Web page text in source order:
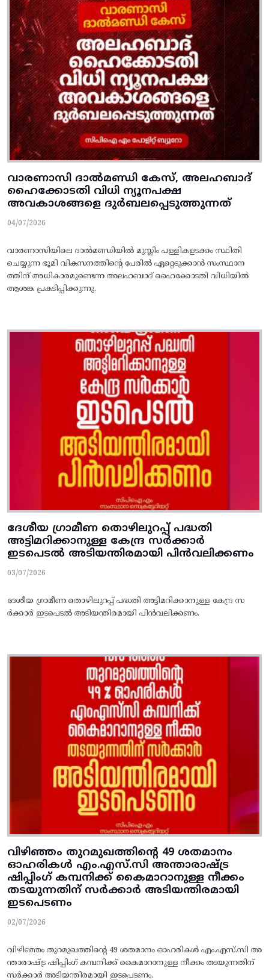
വാരണാസി ദാൽമണ്ഡി കേസ്, അലഹബാദ്
ഹൈക്കോടതി വിധി ന്യൂനപക്ഷ
അവകാശങ്ങളെ ദുർബലപ്പെടുത്തുന്നത്
04/07/2026
വാരണാസിയിലെ ദാൽമണ്ഡിയിൽ മുസ്ലിം പള്ളികളടക്കം സ്ഥിതി
ചെയ്യുന്ന ഭൂമി വികസനത്തിന്റെ പേരിൽ ഏറ്റെടുക്കാൻ സംസ്ഥാന
ത്തിന് അധികാരമുണ്ടെന്ന അലഹബാദ് ഹൈക്കോടതി വിധിയിൽ
ആശങ്ക പ്രകടിപ്പിക്കുന്നു.
ദേശീയ ഗ്രാമീണ തൊഴിലുറപ്പ്‌ പദ്ധതി
അട്ടിമറിക്കാനുള്ള കേന്ദ്ര സര്‍ക്കാര്‍
ഇടപെടല്‍ അടിയന്തിരമായി പിന്‍വലിക്കണം
03/07/2026
ദേശീയ ഗ്രാമീണ തൊഴിലുറപ്പ്‌ പദ്ധതി അട്ടിമറിക്കാനുള്ള കേന്ദ്ര സ
ര്‍ക്കാര്‍ ഇടപെടല്‍ അടിയന്തിരമായി പിന്‍വലിക്കണം.
വിഴിഞ്ഞം തുറമുഖത്തിന്റെ 49 ശതമാനം
ഓഹരികള്‍ എം.എസ്‌.സി അന്താരാഷ്‌ട്ര
ഷിപ്പിംഗ്‌ കമ്പനിക്ക്‌ കൈമാറാനുള്ള നീക്കം
തടയുന്നതിന്‌ സര്‍ക്കാര്‍ അടിയന്തിരമായി
ഇടപെടണം
02/07/2026
വിഴിഞ്ഞം തുറമുഖത്തിന്റെ 49 ശതമാനം ഓഹരികള്‍ എം.എസ്‌.സി അ
ന്താരാഷ്‌ട്ര ഷിപ്പിംഗ്‌ കമ്പനിക്ക്‌ കൈമാറാനുള്ള നീക്കം തടയുന്നതിന്‌
സര്‍ക്കാര്‍ അടിയന്തിരമായി ഇടപെടണം.